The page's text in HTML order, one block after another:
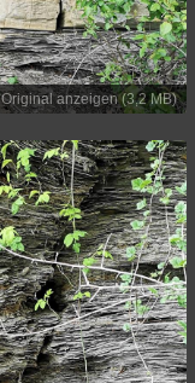
Original anzeigen (3,2 MB)